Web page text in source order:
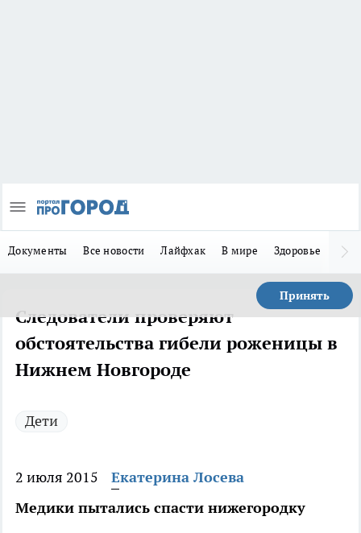
Документы Все новости Лайфхак В мире Здоровье
Принять
Следователи проверяют
обстоятельства гибели роженицы в
Нижнем Новгороде
Дети
2 июля 2015
Екатерина Лосева
Медики пытались спасти нижегородку